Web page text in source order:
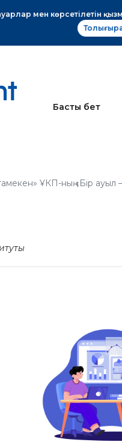
Басты бет
ҰКП-ның «Бір ауыл